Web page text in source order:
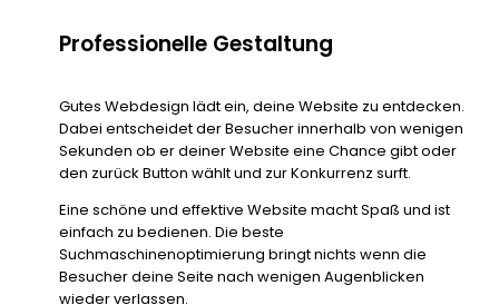
Professionelle Gestaltung
Gutes Webdesign lädt ein, deine Website zu entdecken.
Dabei entscheidet der Besucher innerhalb von wenigen
Sekunden ob er deiner Website eine Chance gibt oder
den zurück Button wählt und zur Konkurrenz surft.
Eine schöne und effektive Website macht Spaß und ist
einfach zu bedienen. Die beste
Suchmaschinenoptimierung bringt nichts wenn die
Besucher deine Seite nach wenigen Augenblicken
wieder verlassen.